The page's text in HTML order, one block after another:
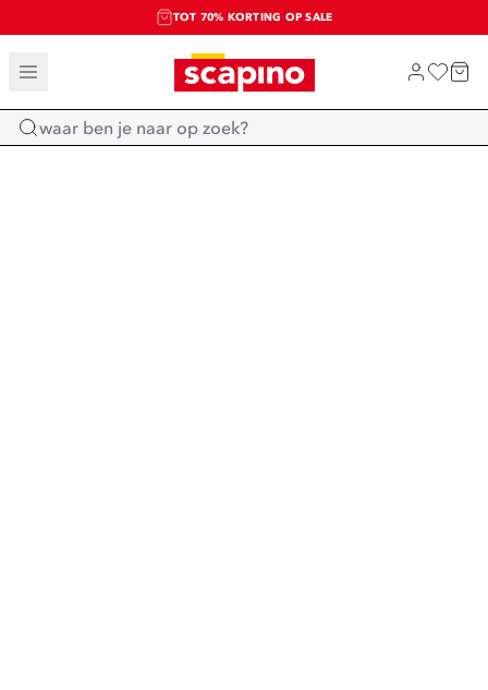
TOT 70% KORTING OP SALE
SALE: LAATSTE KANS!
SHOP NIEUW
Home